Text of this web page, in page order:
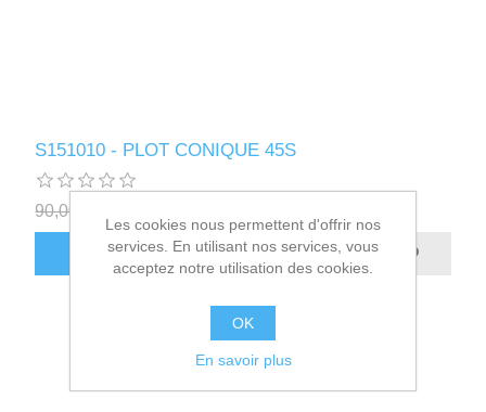
S151010 - PLOT CONIQUE 45S
90,00€ HT
AJOUTER AU PANIER
Les cookies nous permettent d'offrir nos
services. En utilisant nos services, vous
acceptez notre utilisation des cookies.
OK
En savoir plus